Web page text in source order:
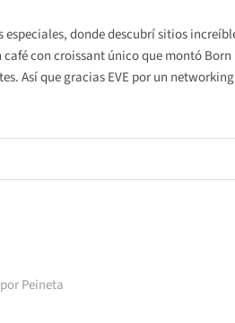
donde descubrí sitios
con croissant único que montó
Así que gracias EVE por un
Peineta